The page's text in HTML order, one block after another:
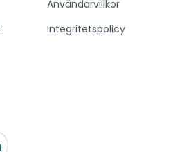
Användarvillkor
Integritetspolicy